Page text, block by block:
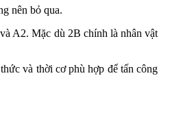
nên bỏ qua.
A2. Mặc dù 2B chính là nhân vật
và thời cơ phù hợp để tấn công